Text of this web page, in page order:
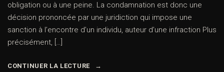
obligation ou à une peine. La condamnation est donc une
décision prononcée par une juridiction qui impose une
sanction à l’encontre d’un individu, auteur d’une infraction Plus
précisément, […]
CONTINUER LA LECTURE